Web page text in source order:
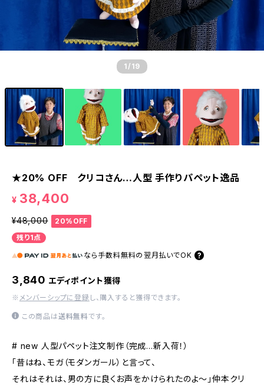
1 /19
★20% OFF クリコさん…人型 手作りパペット逸品
¥ 38,400
¥48,000
20%OFF
残り1点
なら 手数料無料の 翌月払いでOK
3,840 エディポイント獲得
※ メンバーシップに登録 し、購入すると獲得できます。
この商品は送料無料です。
# new 人型パペット注文制作（完成…新入荷！）
「昔はね、モガ（モダンガール）と言って、
それはそれは、男の方に良くお声をかけられたのよ～」仲本クリ